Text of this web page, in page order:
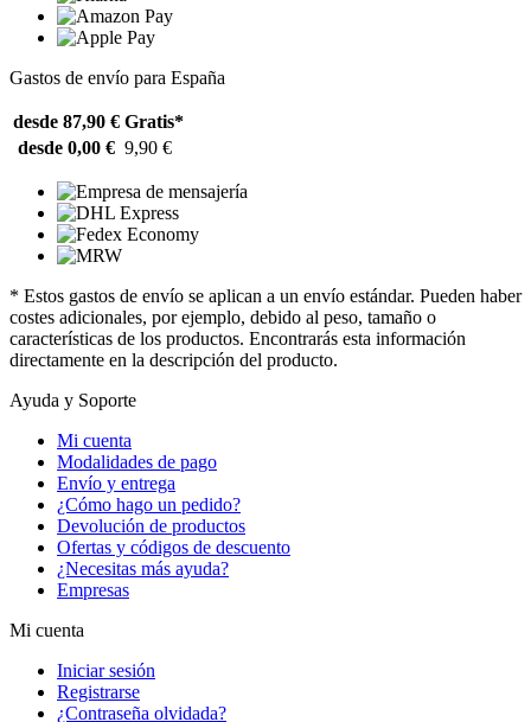
Gastos de envío para España
desde 87,90 € Gratis*
desde 0,00 € 9,90 €
* Estos gastos de envío se aplican a un envío estándar. Pueden haber
costes adicionales, por ejemplo, debido al peso, tamaño o
características de los productos. Encontrarás esta información
directamente en la descripción del producto.
Ayuda y Soporte
Mi cuenta
Modalidades de pago
Envío y entrega
¿Cómo hago un pedido?
Devolución de productos
Ofertas y códigos de descuento
¿Necesitas más ayuda?
Empresas
Mi cuenta
Iniciar sesión
Registrarse
¿Contraseña olvidada?